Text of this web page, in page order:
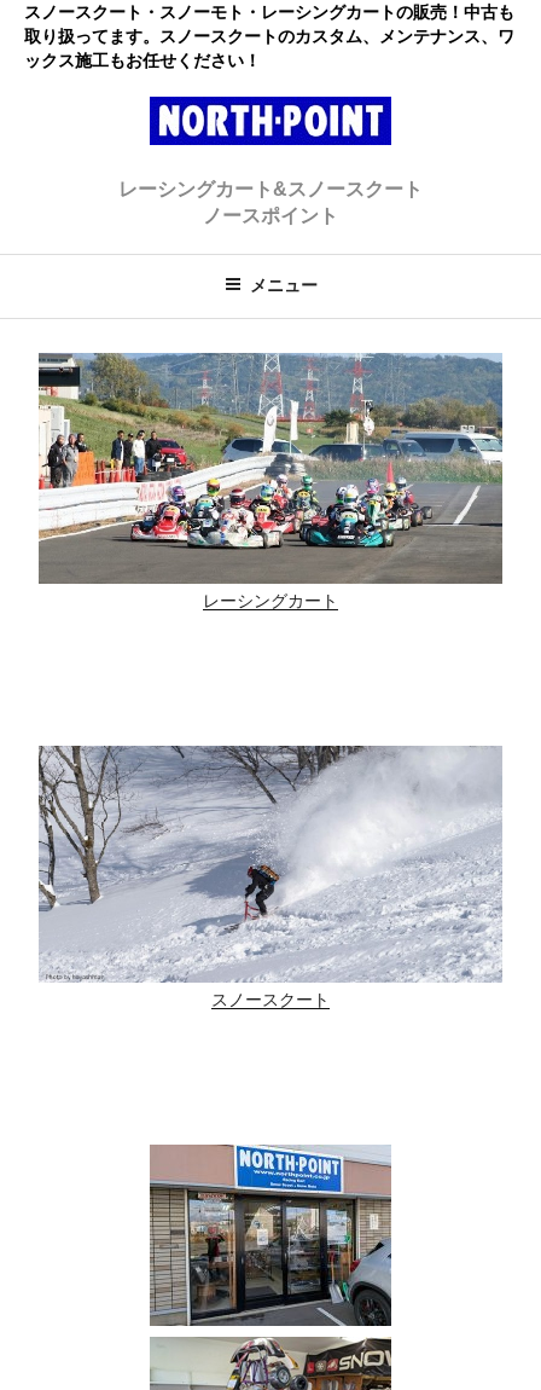
プ
スノースクート・スノーモト・レーシングカートの販売！中古も
取り扱ってます。スノースクートのカスタム、メンテナンス、ワ
ックス施工もお任せください！
ト ノースポイント
レーシングカート&スノースクート
ノースポイント
メニュー
レーシングカート
スノースクート